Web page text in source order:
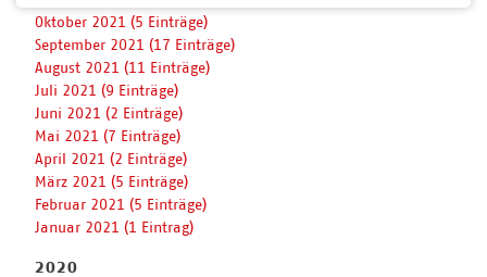
Oktober 2021 (5 Einträge)
September 2021 (17 Einträge)
August 2021 (11 Einträge)
Juli 2021 (9 Einträge)
Juni 2021 (2 Einträge)
Mai 2021 (7 Einträge)
April 2021 (2 Einträge)
März 2021 (5 Einträge)
Februar 2021 (5 Einträge)
Januar 2021 (1 Eintrag)
2020